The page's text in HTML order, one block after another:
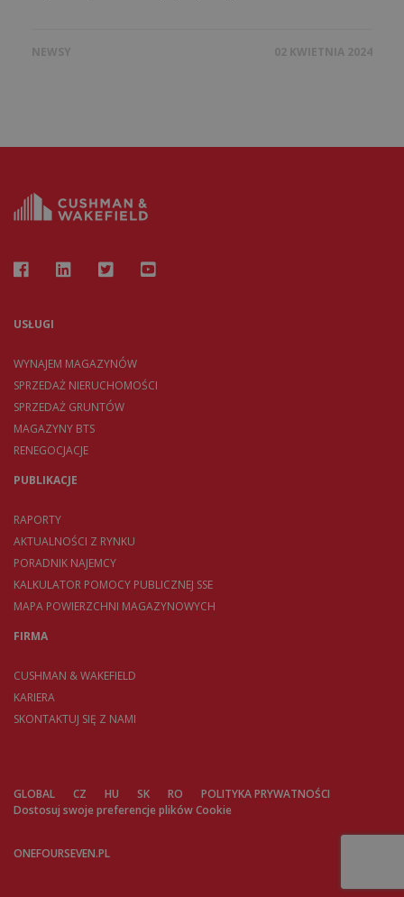
NEWSY 02 KWIETNIA 2024
USŁUGI
WYNAJEM MAGAZYNÓW
SPRZEDAŻ NIERUCHOMOŚCI
SPRZEDAŻ GRUNTÓW
MAGAZYNY BTS
RENEGOCJACJE
PUBLIKACJE
RAPORTY
AKTUALNOŚCI Z RYNKU
PORADNIK NAJEMCY
KALKULATOR POMOCY PUBLICZNEJ SSE
MAPA POWIERZCHNI MAGAZYNOWYCH
FIRMA
CUSHMAN & WAKEFIELD
KARIERA
SKONTAKTUJ SIĘ Z NAMI
GLOBAL CZ HU SK RO
POLITYKA PRYWATNOŚCI
Dostosuj swoje preferencje plików Cookie
ONEFOURSEVEN.PL